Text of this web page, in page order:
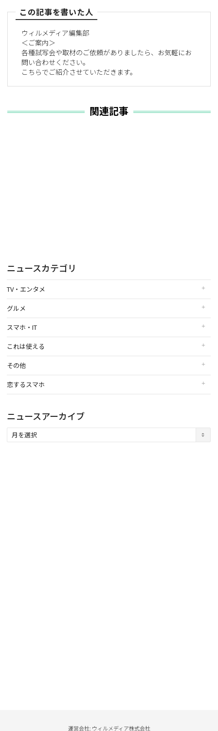
この記事を書いた人
ウィルメディア編集部
＜ご案内＞
各種試写会や取材のご依頼がありましたら、お気軽にお
問い合わせください。
こちらでご紹介させていただきます。
関連記事
ニュースカテゴリ
TV・エンタメ
グルメ
スマホ・IT
これは使える
その他
恋するスマホ
ニュースアーカイブ
ュ
運営会社: ウィルメディア株式会社